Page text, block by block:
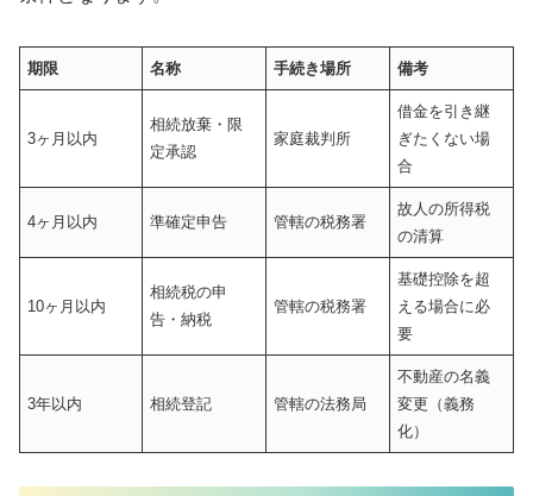
期限 名称 手続き場所 備考
3ヶ月以内
相続放棄・限
定承認
家庭裁判所
借金を引き継
ぎたくない場
合
4ヶ月以内 準確定申告 管轄の税務署
故人の所得税
の清算
10ヶ月以内
相続税の申
告・納税
管轄の税務署
基礎控除を超
える場合に必
要
3年以内 相続登記 管轄の法務局
不動産の名義
変更（義務
化）